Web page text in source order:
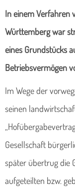
In einem Verfahren
Württemberg war
eines Grundstücks
Betriebsvermögen
Im Wege der
seinen
Gesellschaft
später übertrug die
aufgeteilten bzw.